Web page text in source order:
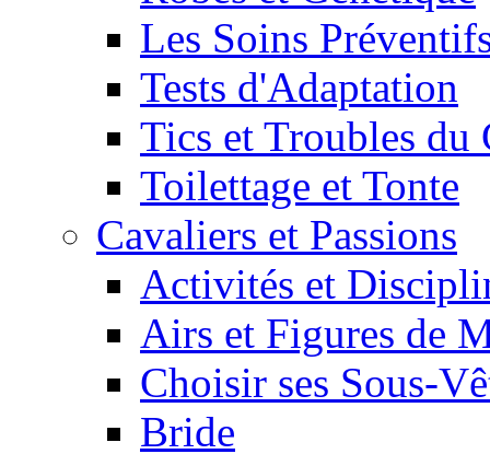
Les Soins
Tests d'Adaptation
Tics et Troubles du
Toilettage et Tonte
Cavaliers et Passions
Activités et
Airs et Figures de
Choisir ses Sous-
Bride